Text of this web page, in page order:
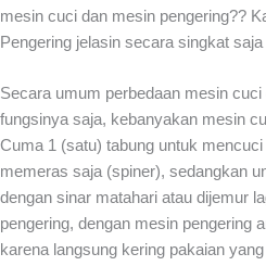
mesin cuci dan mesin pengering??
Pengering jelasin secara singkat
Secara umum perbedaan mesin
fungsinya saja, kebanyakan mesin
Cuma 1 (satu) tabung untuk
memeras saja (spiner), sedangkan
dengan sinar matahari atau dijemur
pengering, dengan mesin pengering
karena langsung kering pakaian